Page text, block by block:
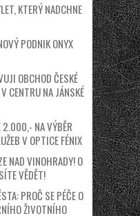
KTERÝ NADCHNE
PODNIK ONYX
OBCHOD ČESKÉ
CENTRU NA JÁNSKÉ
2.000,- NA VÝBĚR
V OPTICE FÉNIX
NAD VINOHRADY! O
VĚDĚT!
PROČ SE PÉČE O
ŽIVOTNÍHO